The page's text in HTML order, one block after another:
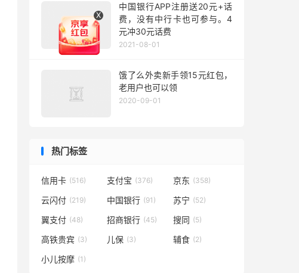
中国银行APP注册送20元+话
费，没有中行卡也可参与。4
元冲30元话费
2021-08-01
饿了么外卖新手领15元红包，
老用户也可以领
2020-09-01
热门标签
信用卡 (516) 支付宝 (376) 京东 (358)
云闪付 (219) 中国银行 (91) 苏宁 (52)
翼支付 (48) 招商银行 (45) 搜同 (5)
高铁贵宾 (3) 儿保 (3) 辅食 (2)
小儿按摩 (1)
X